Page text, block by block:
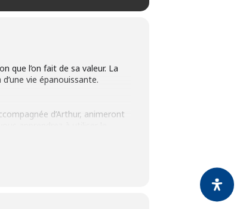
que l’on fait de sa valeur. La
vie épanouissante.
d’Arthur, animeront
de la ville en Quartier